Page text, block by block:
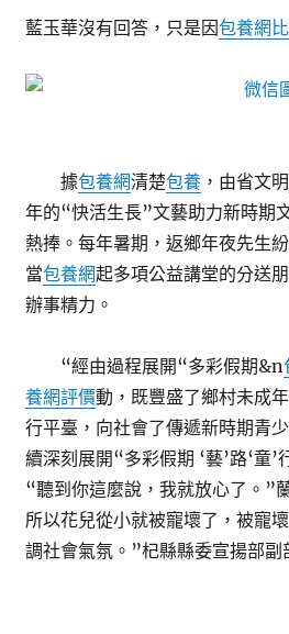
藍玉華沒有回答，只是因包養網
據包養網清楚包養 ，由省文明
年的“快活生長”文藝助力新時期
熱捧。每年暑期，返鄉年夜先生
當包養網起多項公益講堂的分送
辦事精力。
“經由過程展開“多彩假期&n
養網評價動，既豐盛了鄉村未成
行平臺，向社會了傳遞新時期青
續深刻展開“多彩假期 ‘藝’路‘童
“聽到你這麼說，我就放心了。”
所以花兒從小就被寵壞了，被寵
調社會氣氛。”杞縣縣委宣揚部副